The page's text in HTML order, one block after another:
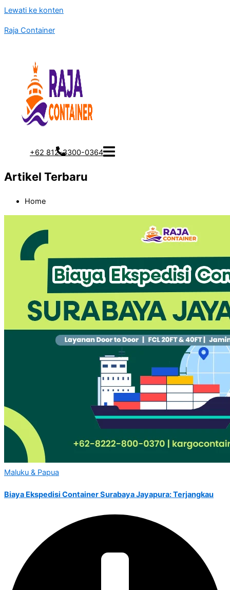
Lewati ke konten
Raja Container
+62 812-3300-0364
Artikel Terbaru
Home
Maluku & Papua
Biaya Ekspedisi Container Surabaya Jayapura: Terjangkau